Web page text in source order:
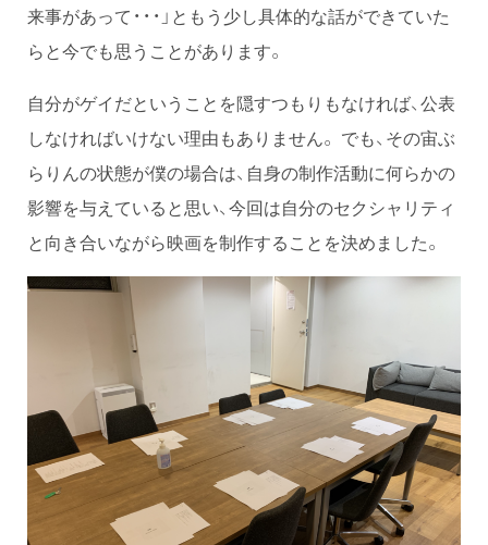
来事があって・・・」ともう少し具体的な話ができていた
らと今でも思うことがあります。
自分がゲイだということを隠すつもりもなければ、公表
しなければいけない理由もありません。 でも、その宙ぶ
らりんの状態が僕の場合は、自身の制作活動に何らかの
影響を与えていると思い、今回は自分のセクシャリティ
と向き合いながら映画を制作することを決めました。